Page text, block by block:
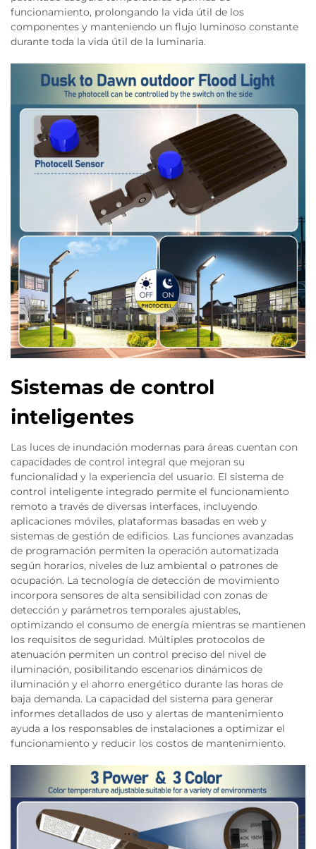
funcionamiento, prolongando la vida útil de los
componentes y manteniendo un flujo luminoso constante
durante toda la vida útil de la luminaria.
Sistemas de control
inteligentes
Las luces de inundación modernas para áreas cuentan con
capacidades de control integral que mejoran su
funcionalidad y la experiencia del usuario. El sistema de
control inteligente integrado permite el funcionamiento
remoto a través de diversas interfaces, incluyendo
aplicaciones móviles, plataformas basadas en web y
sistemas de gestión de edificios. Las funciones avanzadas
de programación permiten la operación automatizada
según horarios, niveles de luz ambiental o patrones de
ocupación. La tecnología de detección de movimiento
incorpora sensores de alta sensibilidad con zonas de
detección y parámetros temporales ajustables,
optimizando el consumo de energía mientras se mantienen
los requisitos de seguridad. Múltiples protocolos de
atenuación permiten un control preciso del nivel de
iluminación, posibilitando escenarios dinámicos de
iluminación y el ahorro energético durante las horas de
baja demanda. La capacidad del sistema para generar
informes detallados de uso y alertas de mantenimiento
ayuda a los responsables de instalaciones a optimizar el
funcionamiento y reducir los costos de mantenimiento.